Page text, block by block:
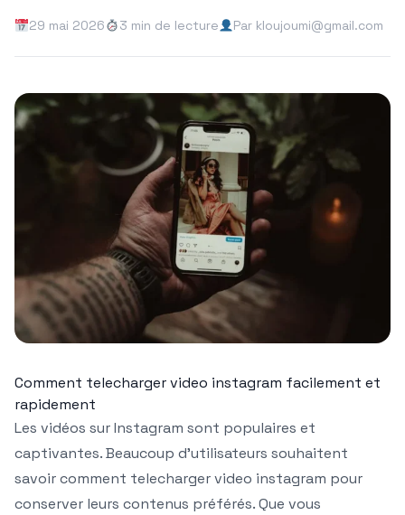
29 mai 2026 3 min de lecture Par kloujoumi@gmail.com
Comment telecharger video instagram facilement et
rapidement
Les vidéos sur Instagram sont populaires et
captivantes. Beaucoup d’utilisateurs souhaitent
savoir comment telecharger video instagram pour
conserver leurs contenus préférés. Que vous